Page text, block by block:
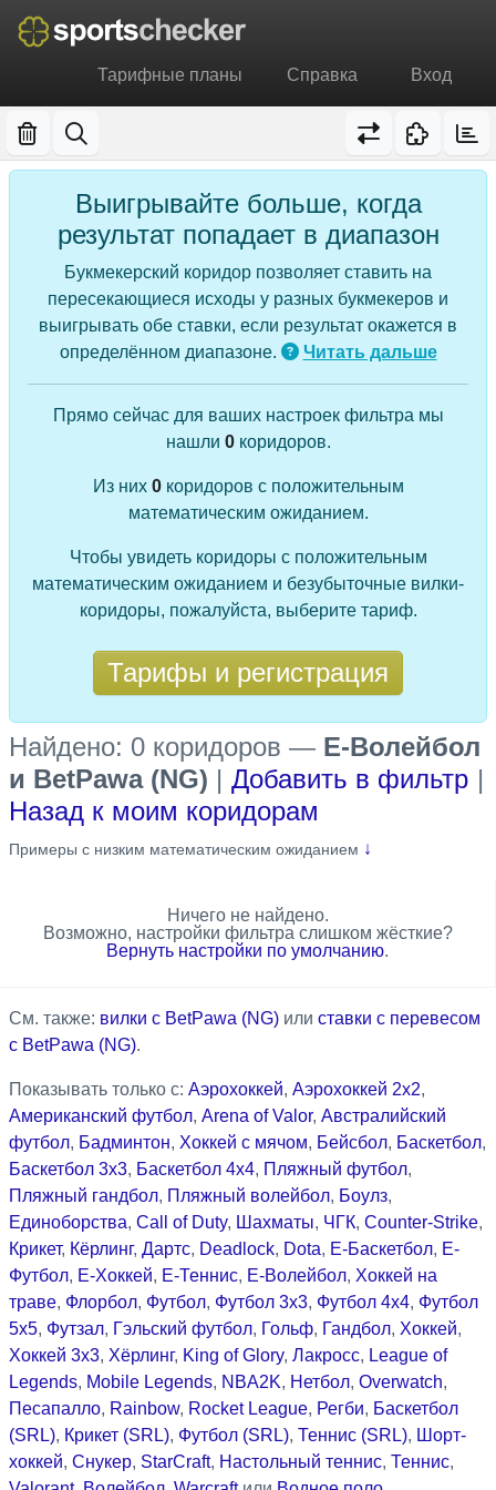
Тарифные планы Справка Вход
Выигрывайте больше, когда
результат попадает в диапазон
Букмекерский коридор позволяет ставить на
пересекающиеся исходы у разных букмекеров и
выигрывать обе ставки, если результат окажется в
определённом диапазоне.
Читать дальше
Прямо сейчас для ваших настроек фильтра мы
нашли 0коридоров.
Из них 0коридоров с положительным
математическим ожиданием.
Чтобы увидеть коридоры с положительным
математическим ожиданием и безубыточные вилки-
коридоры, пожалуйста, выберите тариф.
Тарифы и регистрация
Найдено: 0 коридоров — Е-Волейбол
и BetPawa (NG) | Добавить в фильтр |
Назад к моим коридорам
Примеры с низким математическим ожиданием ↓
Ничего не найдено.
Возможно, настройки фильтра слишком жёсткие?
Вернуть настройки по умолчанию.
См. также: вилки с BetPawa (NG) или ставки с перевесом
с BetPawa (NG).
Показывать только с: Аэрохоккей, Аэрохоккей 2x2,
Американский футбол, Arena of Valor, Австралийский
футбол, Бадминтон, Хоккей с мячом, Бейсбол, Баскетбол,
Баскетбол 3x3, Баскетбол 4x4, Пляжный футбол,
Пляжный гандбол, Пляжный волейбол, Боулз,
Единоборства, Call of Duty, Шахматы, ЧГК, Counter-Strike,
Крикет, Кёрлинг, Дартс, Deadlock, Dota, Е-Баскетбол, Е-
Футбол, Е-Хоккей, Е-Теннис, Е-Волейбол, Хоккей на
траве, Флорбол, Футбол, Футбол 3x3, Футбол 4x4, Футбол
5x5, Футзал, Гэльский футбол, Гольф, Гандбол, Хоккей,
Хоккей 3x3, Хёрлинг, King of Glory, Лакросс, League of
Legends, Mobile Legends, NBA2K, Нетбол, Overwatch,
Песапалло, Rainbow, Rocket League, Регби, Баскетбол
(SRL), Крикет (SRL), Футбол (SRL), Теннис (SRL), Шорт-
хоккей, Снукер, StarCraft, Настольный теннис, Теннис,